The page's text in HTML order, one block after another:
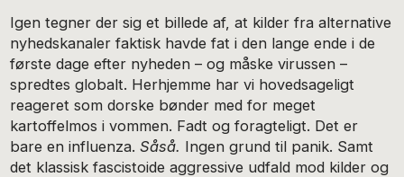
Igen tegner der sig et billede af, at kilder fra alternative
nyhedskanaler faktisk havde fat i den lange ende i de
første dage efter nyheden – og måske virussen –
spredtes globalt. Herhjemme har vi hovedsageligt
reageret som dorske bønder med for meget
kartoffelmos i vommen. Fadt og foragteligt. Det er
bare en influenza.Såså. Ingen grund til panik. Samt
det klassisk fascistoide aggressive udfald mod kilder og